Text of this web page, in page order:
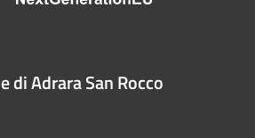
di Adrara San Rocco